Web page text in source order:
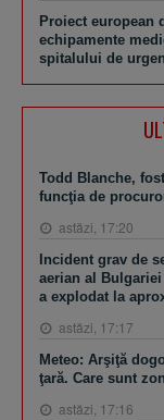
Proiect european
echipamente
spitalului de
Todd Blanche,
funcţia de
astăzi, 17:20
Incident grav de
aerian al
a explodat la
astăzi, 17:17
Meteo: Arşiţă
ţară. Care sunt
astăzi, 17:16